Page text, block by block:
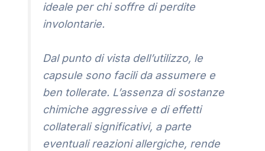
ideale per chi soffre di perdite
involontarie.
Dal punto di vista dell’utilizzo, le
capsule sono facili da assumere e
ben tollerate. L’assenza di sostanze
chimiche aggressive e di effetti
collaterali significativi, a parte
eventuali reazioni allergiche, rende